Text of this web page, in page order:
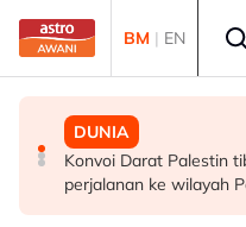
Skip to main content
BM | EN
DUNIA
Konvoi Darat Palestin
perjalanan ke wilayah
MALAYSIA
Siasatan segera
polis - Saifuddin
BISNES
Bursa Malaysia dibuka
semalaman Wall Street